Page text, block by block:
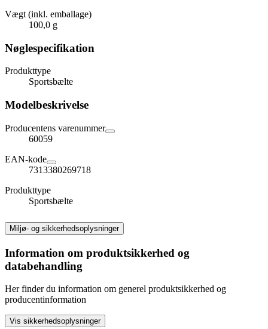
Vægt (inkl. emballage)
100,0 g
Nøglespecifikation
Produkttype
Sportsbælte
Modelbeskrivelse
Producentens varenummer
60059
EAN-kode
7313380269718
Produkttype
Sportsbælte
Miljø- og sikkerhedsoplysninger
Information om produktsikkerhed og
databehandling
Her finder du information om generel produktsikkerhed og
producentinformation
Vis sikkerhedsoplysninger